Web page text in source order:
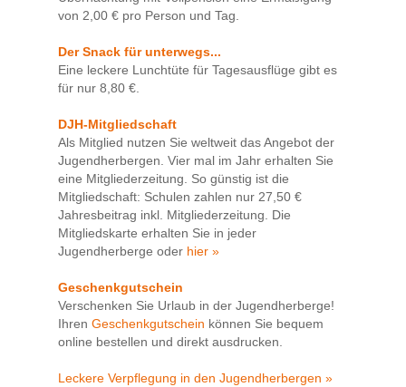
von 2,00 € pro Person und Tag.
Der Snack für unterwegs...
Eine leckere Lunchtüte für Tagesausflüge gibt es
für nur 8,80 €.
DJH-Mitgliedschaft
Als Mitglied nutzen Sie weltweit das Angebot der
Jugendherbergen. Vier mal im Jahr erhalten Sie
eine Mitgliederzeitung. So günstig ist die
Mitgliedschaft: Schulen zahlen nur 27,50 €
Jahresbeitrag inkl. Mitgliederzeitung. Die
Mitgliedskarte erhalten Sie in jeder
Jugendherberge oder hier »
Geschenkgutschein
Verschenken Sie Urlaub in der Jugendherberge!
Ihren Geschenkgutschein können Sie bequem
online bestellen und direkt ausdrucken.
Leckere Verpflegung in den Jugendherbergen »